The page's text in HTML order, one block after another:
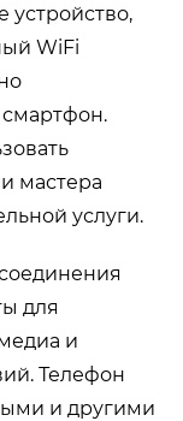
устройство,
WiFi
мастера
услуги.
для
и
Телефон
и другими